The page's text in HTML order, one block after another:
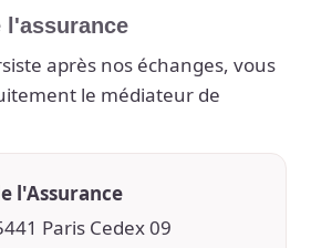
l'assurance
après nos échanges, vous
le médiateur de
l'Assurance
Paris Cedex 09